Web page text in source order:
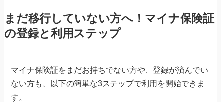
まだ移行していない方へ！マイナ保険証
の登録と利用ステップ
マイナ保険証をまだお持ちでない方や、登録が済んでい
ない方も、以下の簡単な3ステップで利用を開始できま
す。